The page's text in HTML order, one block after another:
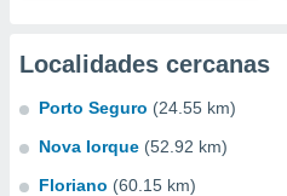
Localidades cercanas
Porto Seguro (24.55 km)
Nova Iorque (52.92 km)
Floriano (60.15 km)